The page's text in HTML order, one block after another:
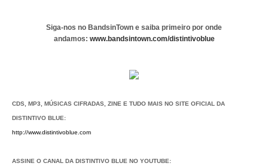
Siga-nos no BandsinTown e saiba primeiro por onde
andamos: www.bandsintown.com/distintivoblue
CDS, MP3, MÚSICAS CIFRADAS, ZINE E TUDO MAIS NO SITE OFICIAL DA
DISTINTIVO BLUE:
http://www.distintivoblue.com
ASSINE O CANAL DA DISTINTIVO BLUE NO YOUTUBE: